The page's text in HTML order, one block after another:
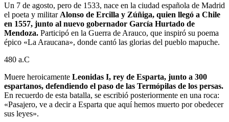
Un 7 de agosto, pero de 1533, nace en la ciudad española de Madrid
el poeta y militar Alonso de Ercilla y Zúñiga, quien llegó a Chile
en 1557, junto al nuevo gobernador García Hurtado de
Mendoza. Participó en la Guerra de Arauco, que inspiró su poema
épico «La Araucana», donde cantó las glorias del pueblo mapuche.
480 a.C
Muere heroicamente Leonidas I, rey de Esparta, junto a 300
espartanos, defendiendo el paso de las Termópilas de los persas.
En recuerdo de esta batalla, se escribió posteriormente en una roca:
«Pasajero, ve a decir a Esparta que aquí hemos muerto por obedecer
sus leyes».